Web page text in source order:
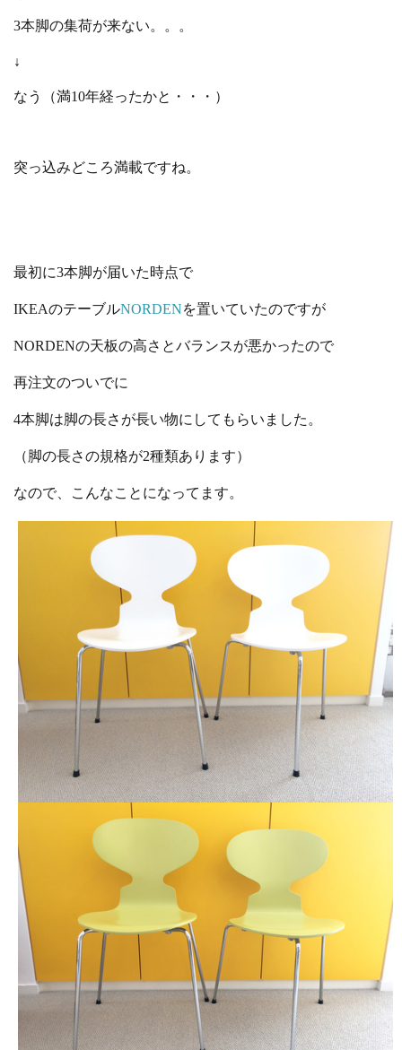
3本脚の集荷が来ない。。。
↓
なう（満10年経ったかと・・・）
突っ込みどころ満載ですね。
最初に3本脚が届いた時点で
IKEAのテーブルNORDENを置いていたのですが
NORDENの天板の高さとバランスが悪かったので
再注文のついでに
4本脚は脚の長さが長い物にしてもらいました。
（脚の長さの規格が2種類あります）
なので、こんなことになってます。